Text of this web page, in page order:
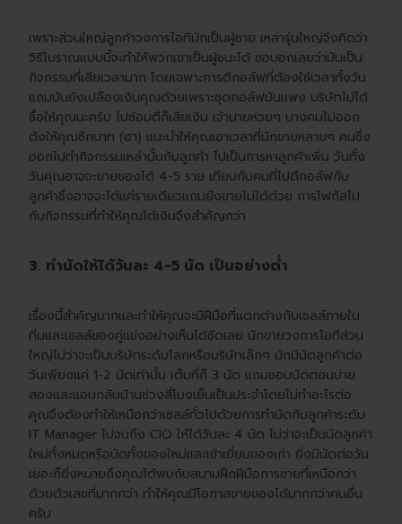
เพราะส่วนใหญ่ลูกค้าวงการไอทีมักเป็นผู้ชาย เหล่ารุ่นใหญ่จึงคิดว่า
วิธีโบราณแบบนี้จะทำให้พวกเขาเป็นผู้ชนะได้ ขอบอกเลยว่ามันเป็น
กิจกรรมที่เสียเวลามาก โดยเฉพาะการตีกอล์ฟที่ต้องใช้เวลาทั้งวัน
แถมมันยังเปลืองเงินคุณด้วยเพราะชุดกอล์ฟมันแพง บริษัทไม่ได้
ซื้อให้คุณนะครับ ไปซ้อมตีก็เสียเงิน เจ้านายห่วยๆ บางคนไม่ออก
ตังให้คุณซักบาท (ฮา) แนะนำให้คุณเอาเวลาที่นักขายหลายๆ คนซึ่ง
ออกไปทำกิจกรรมเหล่านั้นกับลูกค้า ไปเป็นการหาลูกค้าเพิ่ม วันทั้ง
วันคุณอาจจะขายของได้ 4-5 ราย เทียบกับคนที่ไปตีกอล์ฟกับ
ลูกค้าซึ่งอาจจะได้แค่รายเดียวแถมยังขายไม่ได้ด้วย การโฟกัสไป
กับกิจกรรมที่ทำให้คุณได้เงินจึงสำคัญกว่า
3. ทำนัดให้ได้วันละ 4-5 นัด เป็นอย่างต่ำ
เรื่องนี้สำคัญมากและทำให้คุณจะมีฝีมือที่แตกต่างกับเซลล์ภายใน
ทีมและเซลล์ของคู่แข่งอย่างเห็นได้ชัดเลย นักขายวงการไอทีส่วน
ใหญ่ไม่ว่าจะเป็นบริษัทระดับโลกหรือบริษัทเล็กๆ มักมีนัดลูกค้าต่อ
วันเพียงแค่ 1-2 นัดเท่านั้น เต็มที่ก็ 3 นัด แถมชอบนัดตอนบ่าย
สองและแอบกลับบ้านช่วงสี่โมงเย็นเป็นประจำโดยไม่ทำอะไรต่อ
คุณจึงต้องทำให้เหนือกว่าเซลล์ทั่วไปด้วยการทำนัดกับลูกค้าระดับ
IT Manager ไปจนถึง CIO ให้ได้วันละ 4 นัด ไม่ว่าจะเป็นนัดลูกค้า
ใหม่ทั้งหมดหรือนัดทั้งของใหม่และเข้าเยี่ยมของเก่า ยิ่งมีนัดต่อวัน
เยอะก็ยิ่งหมายถึงคุณได้พบกับสนามฝึกฝีมือการขายที่เหนือกว่า
ด้วยตัวเลขที่มากกว่า ทำให้คุณมีโอกาสขายของได้มากกว่าคนอื่น
ครับ